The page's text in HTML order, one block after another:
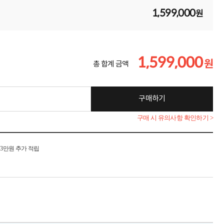
1,599,000원
총 합계 금액 1,599,000원
구매하기
구매 시 유의사항 확인하기 >
만원 추가 적립